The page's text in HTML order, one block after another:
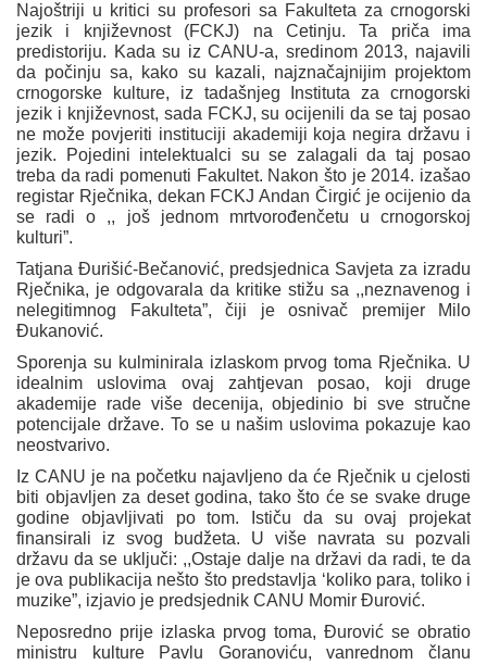
Najoštriji u kritici su profesori sa Fakulteta za crnogorski
jezik i književnost (FCKJ) na Cetinju. Ta priča ima
predistoriju. Kada su iz CANU-a, sredinom 2013, najavili
da počinju sa, kako su kazali, najznačajnijim projektom
crnogorske kulture, iz tadašnjeg Instituta za crnogorski
jezik i književnost, sada FCKJ, su ocijenili da se taj posao
ne može povjeriti instituciji akademiji koja negira državu i
jezik. Pojedini intelektualci su se zalagali da taj posao
treba da radi pomenuti Fakultet. Nakon što je 2014. izašao
registar Rječnika, dekan FCKJ Andan Čirgić je ocijenio da
se radi o ,, još jednom mrtvorođenčetu u crnogorskoj
kulturi”.
Tatjana Đurišić-Bečanović, predsjednica Savjeta za izradu
Rječnika, je odgovarala da kritike stižu sa ,,neznavenog i
nelegitimnog Fakulteta”, čiji je osnivač premijer Milo
Đukanović.
Sporenja su kulminirala izlaskom prvog toma Rječnika. U
idealnim uslovima ovaj zahtjevan posao, koji druge
akademije rade više decenija, objedinio bi sve stručne
potencijale države. To se u našim uslovima pokazuje kao
neostvarivo.
Iz CANU je na početku najavljeno da će Rječnik u cjelosti
biti objavljen za deset godina, tako što će se svake druge
godine objavljivati po tom. Ističu da su ovaj projekat
finansirali iz svog budžeta. U više navrata su pozvali
državu da se uključi: ,,Ostaje dalje na državi da radi, te da
je ova publikacija nešto što predstavlja ‘koliko para, toliko i
muzike”, izjavio je predsjednik CANU Momir Đurović.
Neposredno prije izlaska prvog toma, Đurović se obratio
ministru kulture Pavlu Goranoviću, vanrednom članu